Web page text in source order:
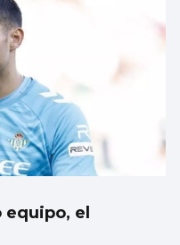
el